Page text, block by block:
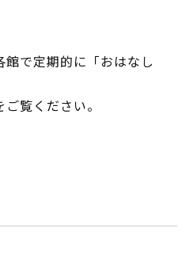
で定期的に「おはなし
ご覧ください。
なし会
かい